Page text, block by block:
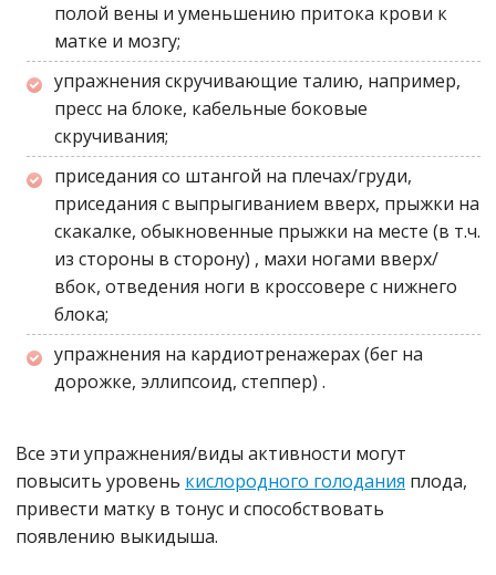
полой вены и уменьшению притока крови к
матке и мозгу;
упражнения скручивающие талию, например,
пресс на блоке, кабельные боковые
скручивания;
приседания со штангой на плечах/груди,
приседания с выпрыгиванием вверх, прыжки на
скакалке, обыкновенные прыжки на месте (в т.ч.
из стороны в сторону) , махи ногами вверх/
вбок, отведения ноги в кроссовере с нижнего
блока;
упражнения на кардиотренажерах(бег на
дорожке, эллипсоид, степпер) .
Все эти упражнения/виды активности могут
повысить уровень кислородного голодания плода,
привести матку в тонус и способствовать
появлению выкидыша.